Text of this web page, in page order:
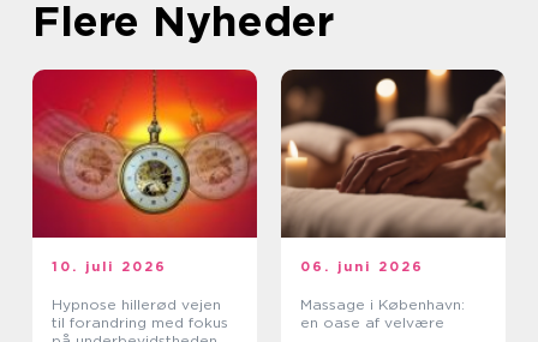
Flere Nyheder
10. juli 2026
Hypnose hillerød vejen
til forandring med fokus
06. juni 2026
Massage i København:
en oase af velvære